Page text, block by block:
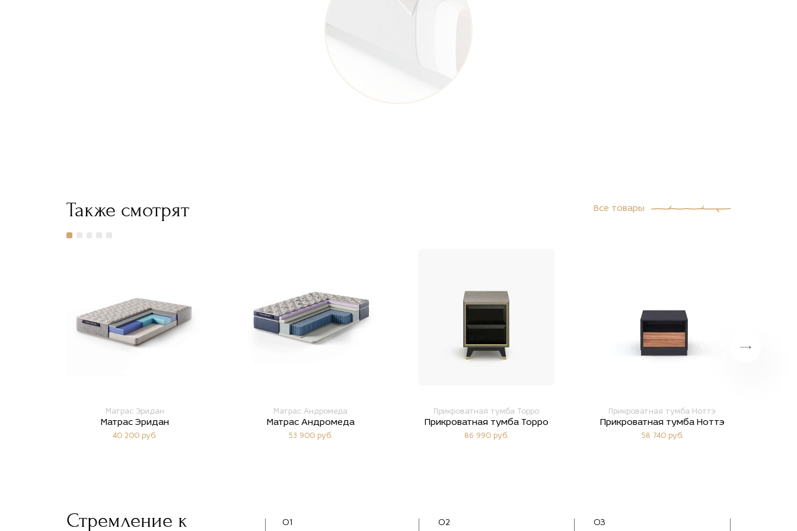
Съемный тканевый чехол на липучке
Также смотрят Все товары
Матрас Эридан
Матрас Эридан
40 200 руб.
Матрас Андромеда
Матрас Андромеда
53 900 руб.
Прикроватная тумба Торро
Прикроватная тумба Торро
86 990 руб.
Прикроватная тумба Ноттэ
Прикроватная тумба Ноттэ
58 740 руб.
Стремление к 01 02 03